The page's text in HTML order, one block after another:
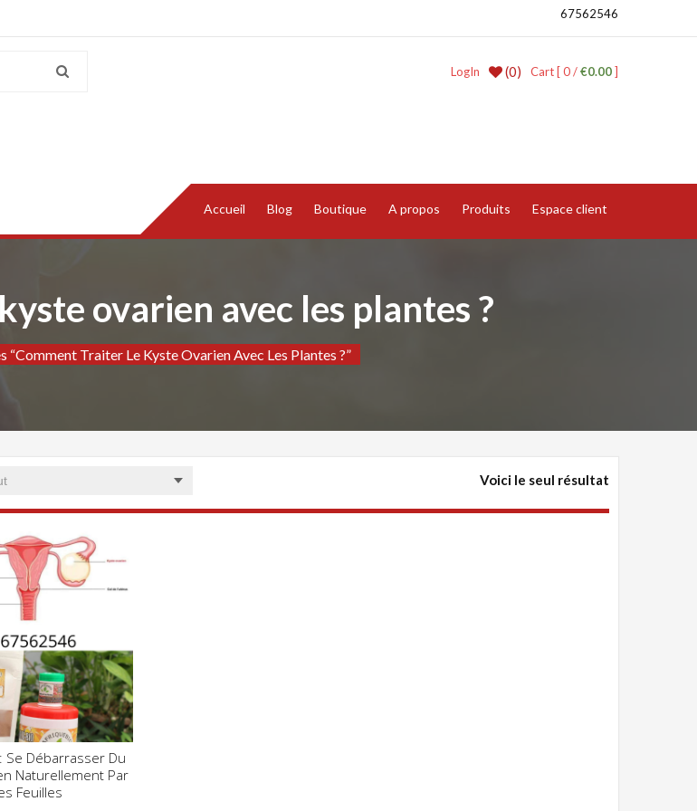
67562546
Cart [ 0 /€0.00]
(0)
LogIn
Accueil Blog Boutique A propos Produits Espace client
ovarien avec les plantes ?
Traiter Le Kyste Ovarien Avec Les Plantes ?”
Voici le seul résultat
CLIQUEZ POUR VOIR
Se Débarrasser Du
Naturellement Par
Feuilles